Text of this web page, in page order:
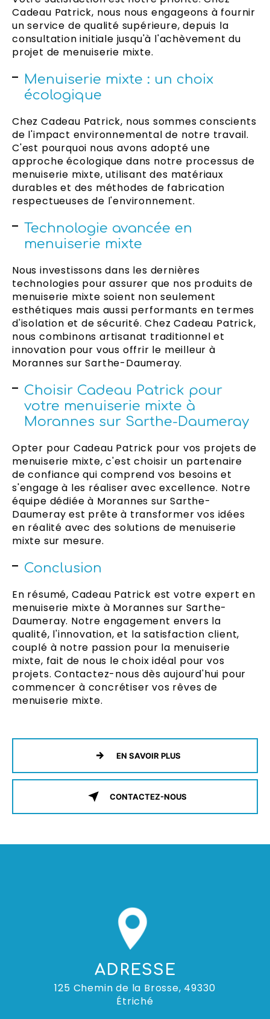
Cadeau Patrick, nous nous engageons à fournir
un service de qualité supérieure, depuis la
consultation initiale jusqu'à l'achèvement du
projet de menuiserie mixte.
Menuiserie mixte : un choix
écologique
Chez Cadeau Patrick, nous sommes conscients
de l'impact environnemental de notre travail.
C'est pourquoi nous avons adopté une
approche écologique dans notre processus de
menuiserie mixte, utilisant des matériaux
durables et des méthodes de fabrication
respectueuses de l'environnement.
Technologie avancée en
menuiserie mixte
Nous investissons dans les dernières
technologies pour assurer que nos produits de
menuiserie mixte soient non seulement
esthétiques mais aussi performants en termes
d'isolation et de sécurité. Chez Cadeau Patrick,
nous combinons artisanat traditionnel et
innovation pour vous offrir le meilleur à
Morannes sur Sarthe-Daumeray.
Choisir Cadeau Patrick pour
votre menuiserie mixte à
Morannes sur Sarthe-Daumeray
Opter pour Cadeau Patrick pour vos projets de
menuiserie mixte, c'est choisir un partenaire
de confiance qui comprend vos besoins et
s'engage à les réaliser avec excellence. Notre
équipe dédiée à Morannes sur Sarthe-
Daumeray est prête à transformer vos idées
en réalité avec des solutions de menuiserie
mixte sur mesure.
Conclusion
En résumé, Cadeau Patrick est votre expert en
menuiserie mixte à Morannes sur Sarthe-
Daumeray. Notre engagement envers la
qualité, l'innovation, et la satisfaction client,
couplé à notre passion pour la menuiserie
mixte, fait de nous le choix idéal pour vos
projets. Contactez-nous dès aujourd'hui pour
commencer à concrétiser vos rêves de
menuiserie mixte.
EN SAVOIR PLUS
CONTACTEZ-NOUS
ADRESSE
125 Chemin de la Brosse, 49330
Étriché